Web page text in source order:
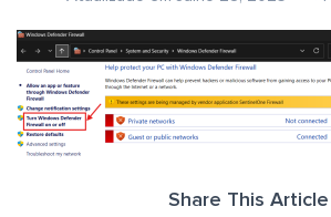
Share This Article